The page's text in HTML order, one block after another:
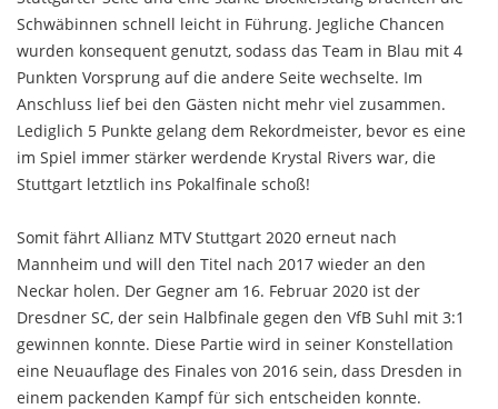
Schwäbinnen schnell leicht in Führung. Jegliche Chancen
wurden konsequent genutzt, sodass das Team in Blau mit 4
Punkten Vorsprung auf die andere Seite wechselte. Im
Anschluss lief bei den Gästen nicht mehr viel zusammen.
Lediglich 5 Punkte gelang dem Rekordmeister, bevor es eine
im Spiel immer stärker werdende Krystal Rivers war, die
Stuttgart letztlich ins Pokalfinale schoß!
Somit fährt Allianz MTV Stuttgart 2020 erneut nach
Mannheim und will den Titel nach 2017 wieder an den
Neckar holen. Der Gegner am 16. Februar 2020 ist der
Dresdner SC, der sein Halbfinale gegen den VfB Suhl mit 3:1
gewinnen konnte. Diese Partie wird in seiner Konstellation
eine Neuauflage des Finales von 2016 sein, dass Dresden in
einem packenden Kampf für sich entscheiden konnte.